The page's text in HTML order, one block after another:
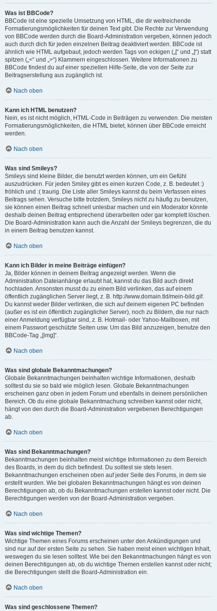
Was ist BBCode?
BBCode ist eine spezielle Umsetzung von HTML, die dir weitreichende
Formatierungsmöglichkeiten für deinen Text gibt. Die Rechte zur Verwendung
von BBCode werden durch die Board-Administration vergeben, können jedoch
auch durch dich für jeden einzelnen Beitrag deaktiviert werden. BBCode ist
ähnlich wie HTML aufgebaut, jedoch werden Tags von eckigen („[“ und „]“) statt
spitzen („<“ und „>“) Klammern eingeschlossen. Weitere Informationen zu
BBCode findest du auf einer speziellen Hilfe-Seite, die von der Seite zur
Beitragserstellung aus zugänglich ist.
Nach oben
Kann ich HTML benutzen?
Nein, es ist nicht möglich, HTML-Code in Beiträgen zu verwenden. Die meisten
Formatierungsmöglichkeiten, die HTML bietet, können über BBCode erreicht
werden.
Nach oben
Was sind Smileys?
Smileys sind kleine Bilder, die benutzt werden können, um ein Gefühl
auszudrücken. Für jeden Smiley gibt es einen kurzen Code, z. B. bedeutet :)
fröhlich und :( traurig. Die Liste aller Smileys kannst du beim Verfassen eines
Beitrags sehen. Versuche bitte trotzdem, Smileys nicht zu häufig zu benutzen,
sie können einen Beitrag schnell unlesbar machen und ein Moderator könnte
deshalb deinen Beitrag entsprechend überarbeiten oder gar komplett löschen.
Die Board-Administration kann auch die Anzahl der Smileys begrenzen, die du
in einem Beitrag benutzen kannst.
Nach oben
Kann ich Bilder in meine Beiträge einfügen?
Ja, Bilder können in deinem Beitrag angezeigt werden. Wenn die
Administration Dateianhänge erlaubt hat, kannst du das Bild auch direkt
hochladen. Ansonsten musst du zu einem Bild verlinken, das auf einem
öffentlich zugänglichen Server liegt, z. B. http://www.domain.tld/mein-bild.gif.
Du kannst weder Bilder verlinken, die sich auf deinem eigenen PC befinden
(außer es ist ein öffentlich zugänglicher Server), noch zu Bildern, die nur nach
einer Anmeldung verfügbar sind, z. B. Hotmail- oder Yahoo-Mailboxen, mit
einem Passwort geschützte Seiten usw. Um das Bild anzuzeigen, benutze den
BBCode-Tag „[img]“.
Nach oben
Was sind globale Bekanntmachungen?
Globale Bekanntmachungen beinhalten wichtige Informationen, deshalb
solltest du sie so bald wie möglich lesen. Globale Bekanntmachungen
erscheinen ganz oben in jedem Forum und ebenfalls in deinem persönlichen
Bereich. Ob du eine globale Bekanntmachung schreiben kannst oder nicht,
hängt von den durch die Board-Administration vergebenen Berechtigungen
ab.
Nach oben
Was sind Bekanntmachungen?
Bekanntmachungen beinhalten meist wichtige Informationen zu dem Bereich
des Boards, in dem du dich befindest. Du solltest sie stets lesen.
Bekanntmachungen erscheinen oben auf jeder Seite des Forums, in dem sie
erstellt wurden. Wie bei globalen Bekanntmachungen hängt es von deinen
Berechtigungen ab, ob du Bekanntmachungen erstellen kannst oder nicht. Die
Berechtigungen werden von der Board-Administration vergeben.
Nach oben
Was sind wichtige Themen?
Wichtige Themen eines Forums erscheinen unter den Ankündigungen und
sind nur auf der ersten Seite zu sehen. Sie haben meist einen wichtigen Inhalt,
weswegen du sie lesen solltest. Wie bei den Bekanntmachungen hängt es von
deinen Berechtigungen ab, ob du wichtige Themen erstellen kannst oder nicht;
die Berechtigungen stellt die Board-Administration ein.
Nach oben
Was sind geschlossene Themen?